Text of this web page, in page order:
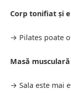
Corp tonifiat și
→ Pilates poate
Masă
→ Sala este mai